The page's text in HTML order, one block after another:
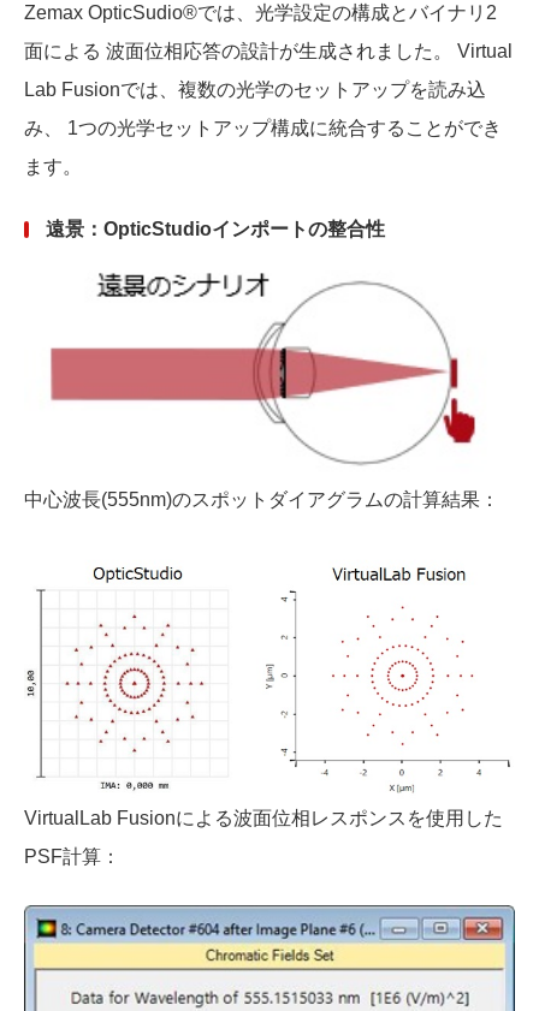
Zemax OpticSudio®では、光学設定の構成とバイナリ2
面による 波面位相応答の設計が生成されました。 Virtual
Lab Fusionでは、複数の光学のセットアップを読み込
み、 1つの光学セットアップ構成に統合することができ
ます。
遠景：OpticStudioインポートの整合性
中心波長(555nm)のスポットダイアグラムの計算結果：
VirtualLab Fusionによる波面位相レスポンスを使用した
PSF計算：